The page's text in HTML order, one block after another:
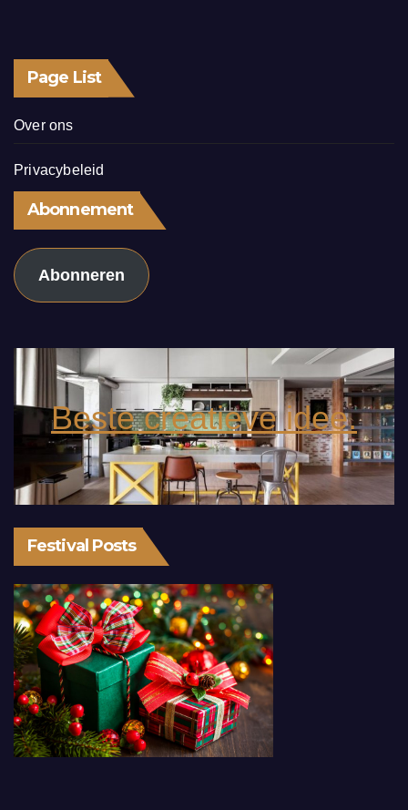
Page List
Over ons
Privacybeleid
Abonnement
Abonneren
Beste creatieve idee.
Festival Posts